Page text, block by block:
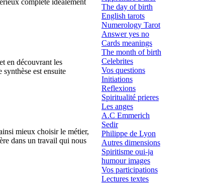
complète idéalement
en découvrant les
est ensuite
mieux choisir le métier,
dans un travail qui nous
The day of birth
English tarots
Numerology Tarot
Answer yes no
Cards meanings
The month of birth
Celebrites
Vos questions
Initiations
Reflexions
Spiritualité prieres
Les anges
A.C Emmerich
Sedir
Philippe de Lyon
Autres dimensions
Spiritisme oui-ja
humour images
Vos participations
Lectures textes